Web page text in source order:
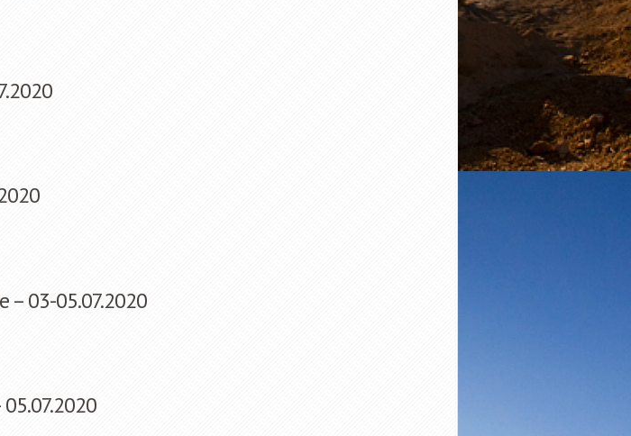
– 03-05.07.2020